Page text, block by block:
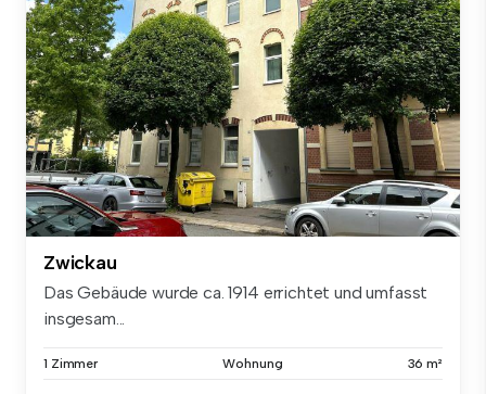
Zwickau
Das Gebäude wurde ca. 1914 errichtet und umfasst
insgesam...
1 Zimmer Wohnung 36 m²